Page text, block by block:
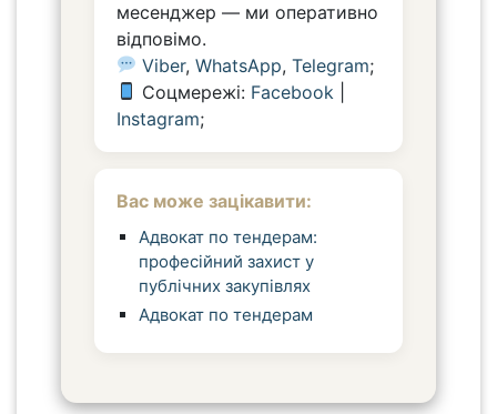
месенджер — ми оперативно
відповімо.
Viber,WhatsApp,Telegram;
Соцмережі: Facebook
Instagram;
Вас може зацікавити:
Адвокат по тендерам:
професійний захист у
публічних закупівлях
Адвокат по тендерам